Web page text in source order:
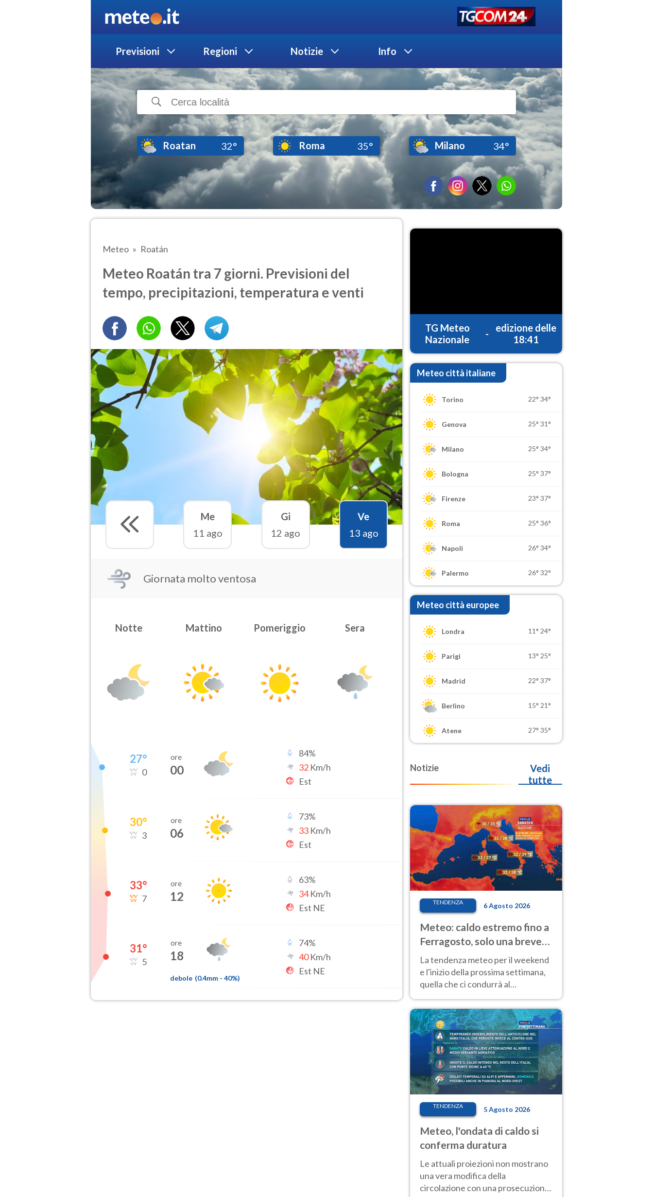
Previsioni Regioni Notizie Info
Roatan 32° Roma 35° Milano 34°
Meteo Roatán
Meteo Roatán tra 7 giorni. Previsioni del
tempo, precipitazioni, temperatura e venti
Me
11 ago
Gi
12 ago
Ve
13 ago
Giornata molto ventosa
Notte Mattino Pomeriggio Sera
27°
0
ore
00
84%
32 Km/h
Est
30°
3
ore
06
73%
33 Km/h
Est
33°
7
ore
12
63%
34Km/h
Est NE
31°
5
ore
18
debole (0.4mm - 40%)
74%
40Km/h
Est NE
TG Meteo
Nazionale
-
edizione delle
18:41
Meteo città italiane
Torino 22° 34°
Genova 25° 31°
Milano 25° 34°
Bologna 25° 37°
Firenze 23° 37°
Roma 25° 36°
Napoli 26° 34°
Palermo 26° 32°
Meteo città europee
Londra 11° 24°
Parigi 13° 25°
Madrid 22° 37°
Berlino 15° 21°
Atene 27° 35°
Notizie
Vedi
tutte
TENDENZA 6 Agosto 2026
Meteo: caldo estremo fino a
Ferragosto, solo una breve
pausa. Ecco dove
La tendenza meteo per il weekend
e l'inizio della prossima settimana,
quella che ci condurrà al
temperature molto elevate
TENDENZA 5 Agosto 2026
Meteo, l'ondata di caldo si
conferma duratura
Le attuali proiezioni non mostrano
una vera modifica della
circolazione con una prosecuzione